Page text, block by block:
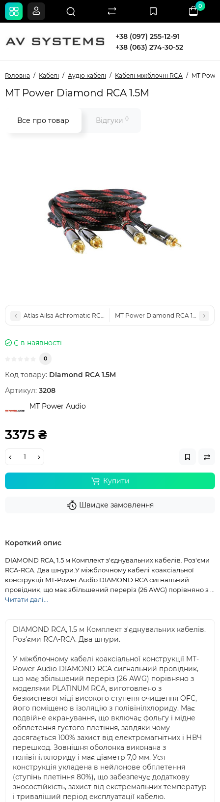
+38 (097) 255-12-91
+38 (063) 274-30-52
0
Головна Кабелі Аудіо кабелі Кабелі міжблочні RCA MT
MT Power Diamond RCA 1.5M
Все про товар Відгуки 0
Atlas Ailsa Achromatic RCA 1M MT Power Diamond RCA 1M
Є в наявності
0
Код товару: Diamond RCA 1.5M
Артикул: 3208
MT Power Audio
3375 ₴
Купити
Швидке замовлення
Короткий опис
DIAMOND RCA, 1.5 м Комплект з'єднувальних кабелів. Роз'єми
RCA-RCA. Два шнури.У міжблочному кабелі коаксіальної
конструкції MT-Power Audio DIAMOND RCA сигнальний
провідник, що має збільшений переріз (26 AWG) порівняно з ...
Читати далі...
DIAMOND RCA, 1.5 м Комплект з'єднувальних кабелів.
Роз'єми RCA-RCA. Два шнури.
У міжблочному кабелі коаксіальної конструкції MT-
Power Audio DIAMOND RCA сигнальний провідник,
що має збільшений переріз (26 AWG) порівняно з
моделями PLATINUM RCA, виготовлено з
безкисневої міді високого ступеня очищення OFC,
його поміщено в ізоляцію з полівінілхлориду. Має
подвійне екранування, що включає фольгу і мідне
обплетення густого плетіння, завдяки чому
досягається 100% захист від електромагнітних і НВЧ
перешкод. Зовнішня оболонка виконана з
полівінілхлориду і має діаметр 7,0 мм. Уся
конструкція укладена в нейлонове обплетення
(ступінь плетіння 80%), що забезпечує додаткову
зносостійкість, захист від екстремальних температур
і триваліший період експлуатації кабелю.